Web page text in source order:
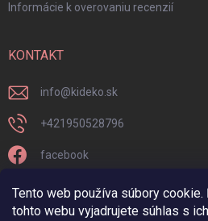
Tento web používa súbory
tohto webu vyjadrujete súhlas s
Informácie k overovaniu recenzií
KONTAKT
info@kideko.sk
+421950528796
facebook
kideko.sk/